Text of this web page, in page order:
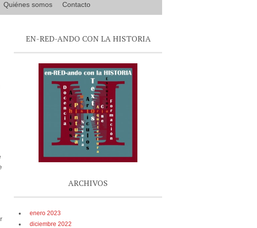
Quiénes somos Contacto
EN-RED-ANDO CON LA HISTORIA
ARCHIVOS
enero 2023
diciembre 2022